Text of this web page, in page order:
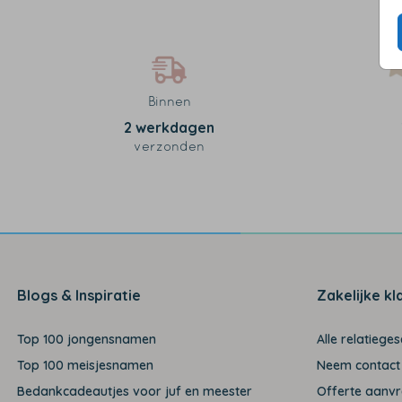
Binnen
2 werkdagen
verzonden
Blogs & Inspiratie
Top 100 jongensnamen
Top 100 meisjesnamen
Bedankcadeautjes voor juf en meester
Zakelijke
Alle
Neem
Offerte